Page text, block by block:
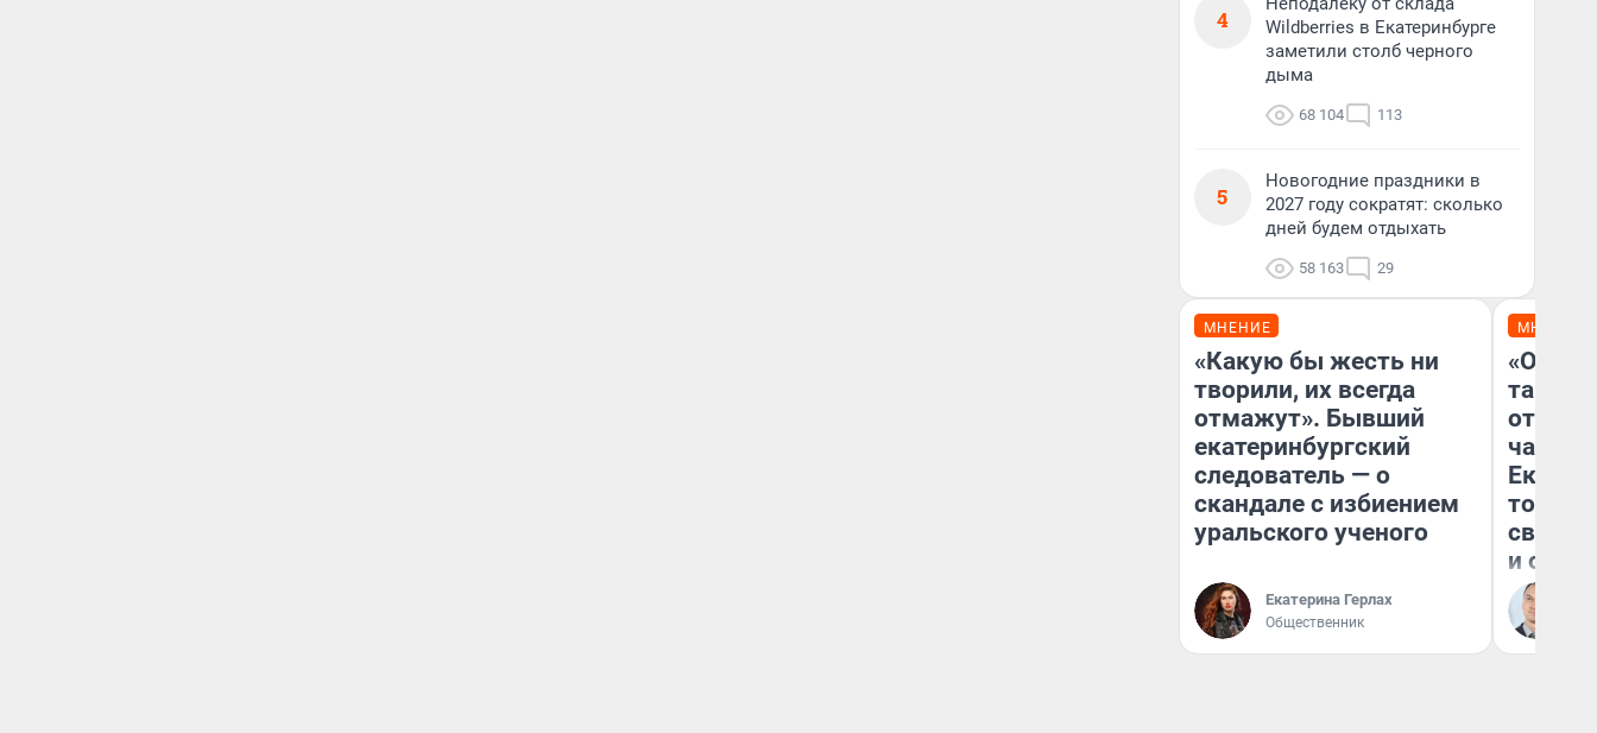
4
Wildberries в Екатеринбурге
заметили столб черного
дыма
68 104 113
5
Новогодние праздники в
2027 году сократят: сколько
дней будем отдыхать
58 163 29
МНЕНИЕ
«Какую бы жесть ни
творили, их всегда
отмажут». Бывший
екатеринбургский
следователь — о
скандале с избиением
уральского ученого
Екатерина Герлах
Общественник
МНЕНИЕ
том,
своей
и